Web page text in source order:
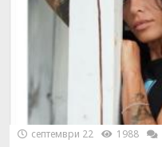
септември 22 1988